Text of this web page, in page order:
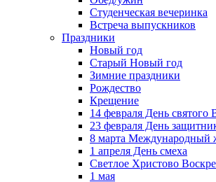
Студенческая вечеринка
Встреча выпускников
Праздники
Новый год
Старый Новый год
Зимние праздники
Рождество
Крещение
14 февраля День святого
23 февраля День
8 марта Международный
1 апреля День смеха
Светлое Христово
1 мая